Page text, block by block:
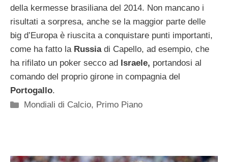
della kermesse brasiliana del 2014. Non mancano i
risultati a sorpresa, anche se la maggior parte delle
big d’Europa è riuscita a conquistare punti importanti,
come ha fatto la Russiadi Capello, ad esempio, che
ha rifilato un poker secco ad
Israele, portandosi al
comando del proprio girone in compagnia del
Portogallo.
Categorie
Mondiali di Calcio, Primo Piano